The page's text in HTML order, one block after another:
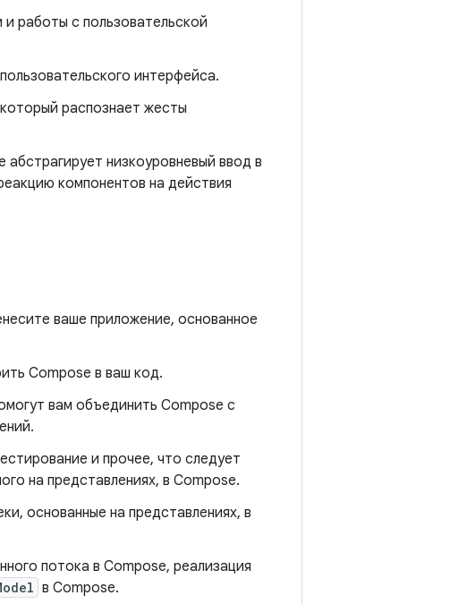
работы с пользовательской
интерфейса.
распознает жесты
абстрагирует низкоуровневый ввод в
компонентов на действия
ваше приложение, основанное
Compose в ваш код.
вам объединить Compose с
и прочее, что следует
на представлениях, в Compose.
основанные на представлениях, в
потока в Compose, реализация
в Compose.